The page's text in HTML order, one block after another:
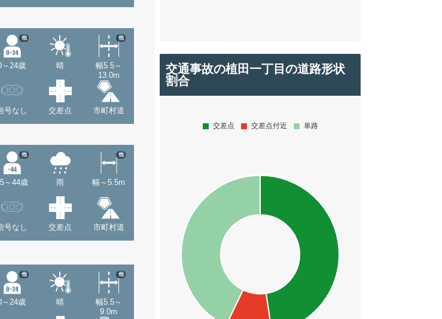
～24歳
他
晴
幅5.5～
13.0m
他
号なし 交差点 市町村道
～44歳
他
雨 幅～5.5m
他
号なし 交差点 市町村道
～24歳
他
晴
幅5.5～
9.0m
他
交通事故の植田一丁目の道路形状
割合